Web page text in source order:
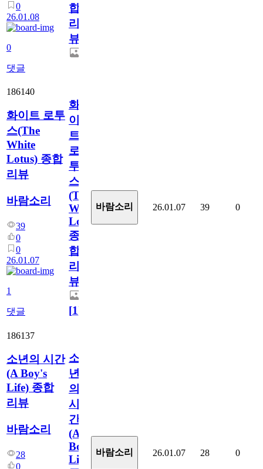
0
26.01.08
0
댓글
합
리
뷰
186140
화이트 로투
스(The
White
Lotus) 종합
리뷰
바람소리
39
0
0
26.01.07
1
댓글
화
이
트
로
투
스
(The
White
Lotus)
종
합
리
뷰
[1]
바람소리 26.01.07 39 0
186137
소년의 시간
(A Boy's
Life) 종합
리뷰
바람소리
28
0
소
년
의
시
간
(A
Boy's
Life)
바람소리 26.01.07 28 0